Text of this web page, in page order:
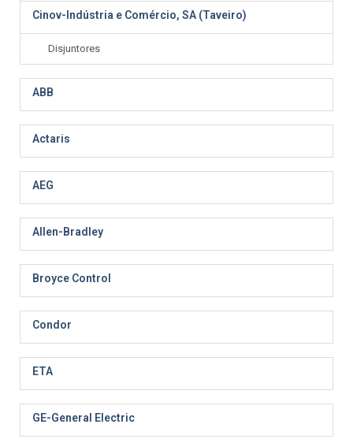
Cinov-Indústria e Comércio, SA (Taveiro)
Disjuntores
ABB
Actaris
AEG
Allen-Bradley
Broyce Control
Condor
ETA
GE-General Electric